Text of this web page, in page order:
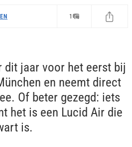
1
dit jaar voor het eerst bij
en neemt direct
Of beter gezegd: iets
het is een Lucid Air die
is.